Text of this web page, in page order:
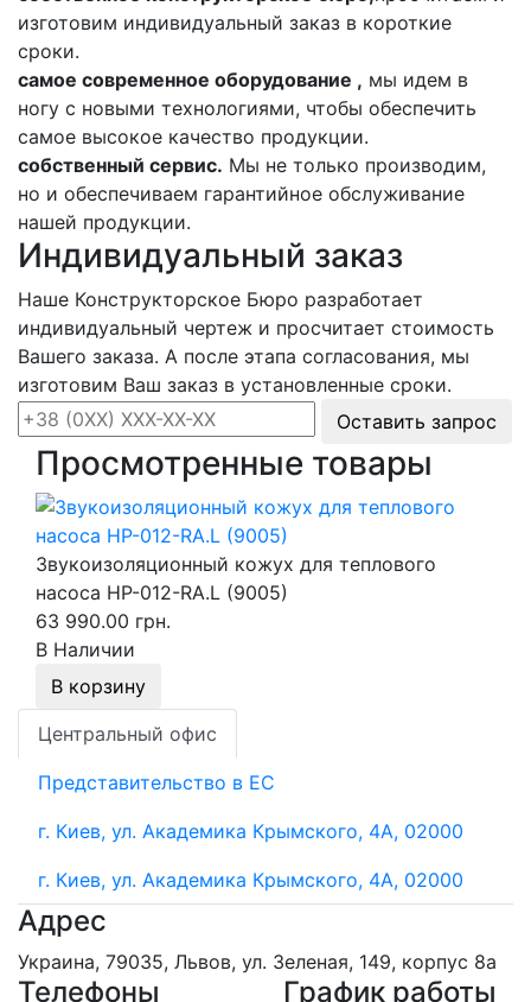
изготовим индивидуальный заказ в короткие
сроки.
самое современное оборудование , мы идем в
ногу с новыми технологиями, чтобы обеспечить
самое высокое качество продукции.
собственный сервис. Мы не только производим,
но и обеспечиваем гарантийное обслуживание
нашей продукции.
Индивидуальный заказ
Наше Конструкторское Бюро разработает
индивидуальный чертеж и просчитает стоимость
Вашего заказа. А после этапа согласования, мы
изготовим Ваш заказ в установленные сроки.
Оставить запрос
Просмотренные товары
Звукоизоляционный кожух для теплового
насоса HP-012-RA.L (9005)
63 990.00 грн.
В Наличии
В корзину
Центральный офис
Представительство в ЕС
г. Киев, ул. Академика Крымского, 4А, 02000
г. Киев, ул. Академика Крымского, 4А, 02000
Адрес
Украина, 79035, Львов, ул. Зеленая, 149, корпус 8а
Телефоны График работы